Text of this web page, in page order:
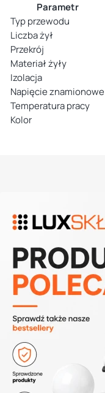
Parametr
Typ przewodu
Liczba żył
Przekrój
Materiał żyły
Izolacja
Napięcie znamionowe
Temperatura pracy
Kolor